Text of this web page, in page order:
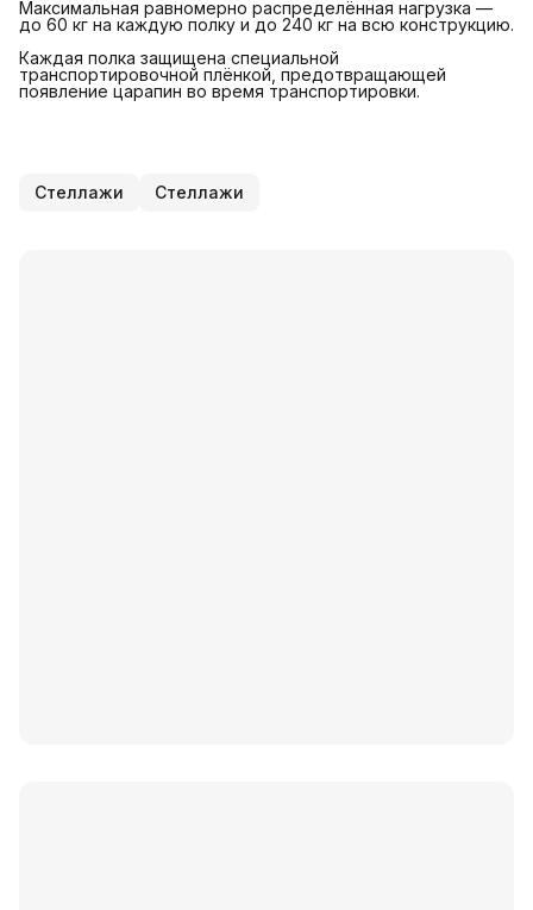
Максимальная равномерно распределённая нагрузка —
до 60 кг на каждую полку и до 240 кг на всю конструкцию.
Каждая полка защищена специальной
транспортировочной плёнкой, предотвращающей
появление царапин во время транспортировки.
Стеллажи Стеллажи